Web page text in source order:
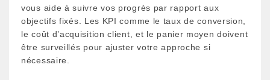
vous aide à suivre vos progrès par rapport aux
objectifs fixés. Les KPI comme le taux de conversion,
le coût d’acquisition client, et le panier moyen doivent
être surveillés pour ajuster votre approche si
nécessaire.